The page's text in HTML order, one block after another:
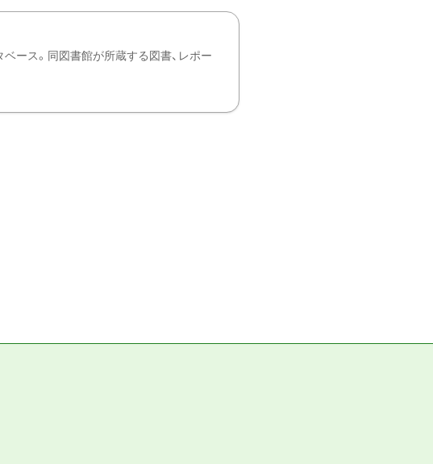
ース。同図書館が所蔵する図書、レポー